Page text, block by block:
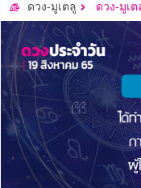
ดวง-มูเตลู ดวง-มูเต